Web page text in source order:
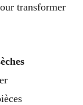
transformer